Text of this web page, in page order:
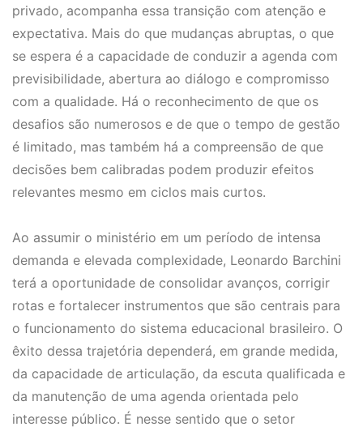
privado, acompanha essa transição com atenção e
expectativa. Mais do que mudanças abruptas, o que
se espera é a capacidade de conduzir a agenda com
previsibilidade, abertura ao diálogo e compromisso
com a qualidade. Há o reconhecimento de que os
desafios são numerosos e de que o tempo de gestão
é limitado, mas também há a compreensão de que
decisões bem calibradas podem produzir efeitos
relevantes mesmo em ciclos mais curtos.
Ao assumir o ministério em um período de intensa
demanda e elevada complexidade, Leonardo Barchini
terá a oportunidade de consolidar avanços, corrigir
rotas e fortalecer instrumentos que são centrais para
o funcionamento do sistema educacional brasileiro. O
êxito dessa trajetória dependerá, em grande medida,
da capacidade de articulação, da escuta qualificada e
da manutenção de uma agenda orientada pelo
interesse público. É nesse sentido que o setor